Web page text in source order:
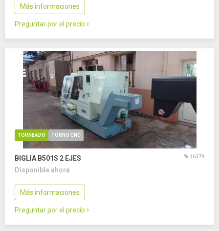
Más informaciones
Preguntar por el precio
TORNEADO TORNO CNC
BIGLIA B501S 2 EJES 16379
Disponible ahora
Más informaciones
Preguntar por el precio